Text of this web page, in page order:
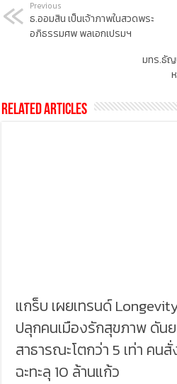
Previous
ธ.ออมสิน เป็นเจ้าภาพในสวดพระ
อภิธรรมศพ พลเอกเปรมฯ
มทร.ธัญ
Related Articles
แกร็บ เผยเทรนด์
ปลุกคนเมืองรักสุขภาพ ดัน
สาธารณะโตกว่า 5 เท่า คน
ฉะทะลุ 10 ล้านแก้ว